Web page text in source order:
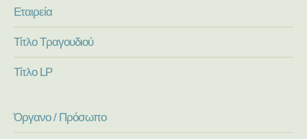
Εταιρεία
Τίτλο Τραγουδιού
Τίτλο LP
Όργανο / Πρόσωπο